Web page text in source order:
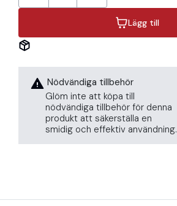
Lägg till
Nödvändiga tillbehör
Glöm inte att köpa till
nödvändiga tillbehör för denna
produkt att säkerställa en
smidig och effektiv användning.